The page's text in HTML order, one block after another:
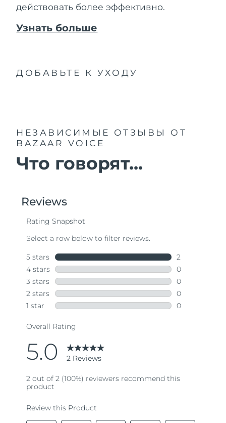
действовать более эффективно.
Узнать больше
ДОБАВЬТЕ К УХОДУ
НЕЗАВИСИМЫЕ ОТЗЫВЫ
ОТ
BAZAAR VOICE
Что говорят...